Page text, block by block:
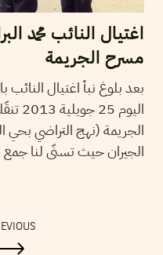
اغتيال النائب محمد
مسرح الجريمة
بعد بلوغ نبأ اغتيال النائب
الجريمة (نهج التراضي بحي
الجيران حيث تسنّى لنا